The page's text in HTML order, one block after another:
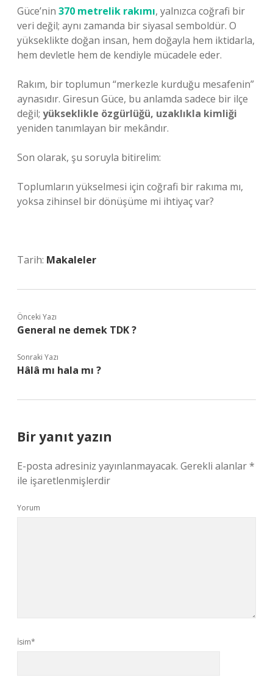
Güce’nin 370 metrelik rakımı, yalnızca coğrafi bir
veri değil; aynı zamanda bir siyasal semboldür. O
yükseklikte doğan insan, hem doğayla hem iktidarla,
hem devletle hem de kendiyle mücadele eder.
Rakım, bir toplumun “merkezle kurduğu mesafenin”
aynasıdır. Giresun Güce, bu anlamda sadece bir ilçe
değil; yükseklikle özgürlüğü, uzaklıkla kimliği
yeniden tanımlayan bir mekândır.
Son olarak, şu soruyla bitirelim:
Toplumların yükselmesi için coğrafi bir rakıma mı,
yoksa zihinsel bir dönüşüme mi ihtiyaç var?
Tarih: Makaleler
Önceki Yazı
General ne demek TDK ?
Sonraki Yazı
Hâlâ mı hala mı ?
Bir yanıt yazın
E-posta adresiniz yayınlanmayacak. Gerekli alanlar*
ile işaretlenmişlerdir
Yorum
İsim*